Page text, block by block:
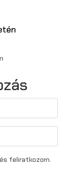
feliratkozom.